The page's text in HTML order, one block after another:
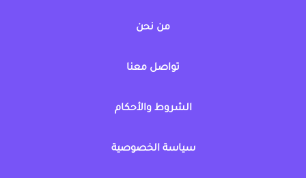
من نحن
تواصل معنا
الشروط والأحكام
سياسة الخصوصية